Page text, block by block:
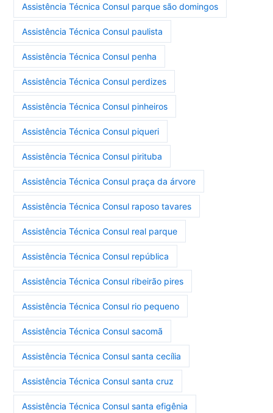
Assistência Técnica Consul parque são domingos
Assistência Técnica Consul paulista
Assistência Técnica Consul penha
Assistência Técnica Consul perdizes
Assistência Técnica Consul pinheiros
Assistência Técnica Consul piqueri
Assistência Técnica Consul pirituba
Assistência Técnica Consul praça da árvore
Assistência Técnica Consul raposo tavares
Assistência Técnica Consul real parque
Assistência Técnica Consul república
Assistência Técnica Consul ribeirão pires
Assistência Técnica Consul rio pequeno
Assistência Técnica Consul sacomã
Assistência Técnica Consul santa cecília
Assistência Técnica Consul santa cruz
Assistência Técnica Consul santa efigênia